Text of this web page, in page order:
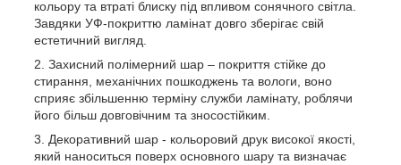
кольору та втраті блиску під впливом сонячного світла.
Завдяки УФ-покриттю ламінат довго зберігає свій
естетичний вигляд.
Захисний полімерний шар – покриття стійке до
стирання, механічних пошкоджень та вологи, воно
сприяє збільшенню терміну служби ламінату, роблячи
його більш довговічним та зносостійким.
Декоративний шар - кольоровий друк високої якості,
який наноситься поверх основного шару та визначає